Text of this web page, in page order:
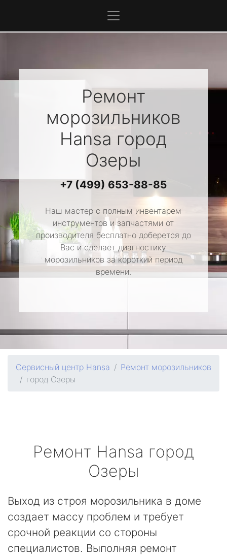
Ремонт
морозильников
Hansa город
Озеры
+7 (499) 653-88-85
Наш мастер с полным инвентарем
инструментов и запчастями от
производителя бесплатно доберется до
Вас и сделает диагностику
морозильников за короткий период
времени.
Сервисный центр Hansa
Ремонт морозильников
город Озеры
Ремонт Hansa город
Озеры
Выход из строя морозильника в доме
создает массу проблем и требует
срочной реакции со стороны
специалистов. Выполняя ремонт